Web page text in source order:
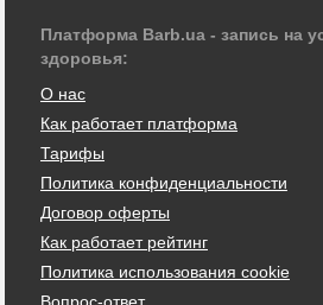
Платформа Barb.ua - запись на
здоровья:
О нас
Как работает платформа
Тарифы
Политика конфиденциальности
Договор оферты
Как работает рейтинг
Политика использования cookie
Вопрос-ответ